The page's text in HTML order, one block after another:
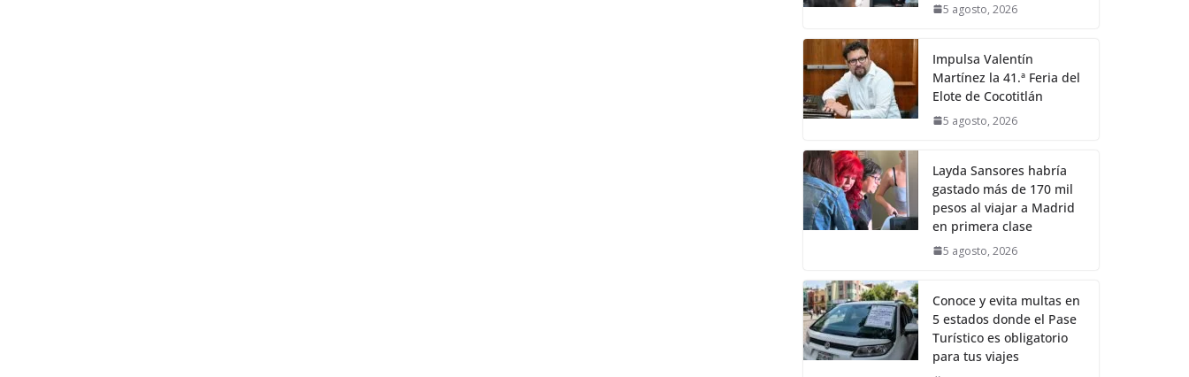
5 agosto, 2026
Impulsa Valentín
Martínez la 41.ª Feria del
Elote de Cocotitlán
5 agosto, 2026
Layda Sansores habría
gastado más de 170 mil
pesos al viajar a Madrid
en primera clase
5 agosto, 2026
Conoce y evita multas en
5 estados donde el Pase
Turístico es obligatorio
para tus viajes